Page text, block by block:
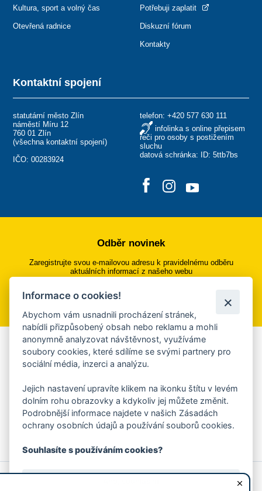
Kontaktní spojení
statutární město Zlín
náměstí Míru 12
760 01 Zlín
(všechna kontaktní spojení)
IČO: 00283924
telefon: +420 577 630 111
infolinka s online přepisem
řeči pro osoby s postižením
sluchu
datová schránka: ID: 5ttb7bs
Kultura, sport a volný čas
Otevřená radnice
Potřebuji zaplatit
Diskuzní fórum
Kontakty
Odběr novinek
Zaregistrujte svou e-mailovou adresu k pravidelnému odběru
aktuálních informací z našeho webu
Přihlásit se k odběru
Aplikace Mobilní rozhlas
Chcete dostávat do svého mobilu či mailu upozornění na
ankety, pozvánky na kulturní a sportovní akce?
Více informací o aplikaci
© 2026 Magistrát města Zlína
Prohlášení o používání cookies
Informace o cookies!
Abychom vám usnadnili procházení stránek,
nabídli přizpůsobený obsah nebo reklamu a mohli
anonymně analyzovat návštěvnost, využíváme
soubory cookies, které sdílíme se svými partnery pro
sociální média, inzerci a analýzu.
Jejich nastavení upravíte klikem na ikonku štítu v levém
dolním rohu obrazovky a kdykoliv jej můžete změnit.
Podrobnější informace najdete v našich Zásadách
ochrany osobních údajů a používání souborů cookies.
Souhlasíte s používáním cookies?